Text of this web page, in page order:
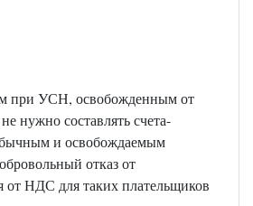
при УСН, освобожденным от
нужно составлять счета-
и освобождаемым
отказ от
от НДС для таких плательщиков